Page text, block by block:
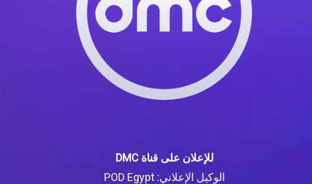
للإعلان على قناة DMC
الوكيل الإعلاني: POD Egypt